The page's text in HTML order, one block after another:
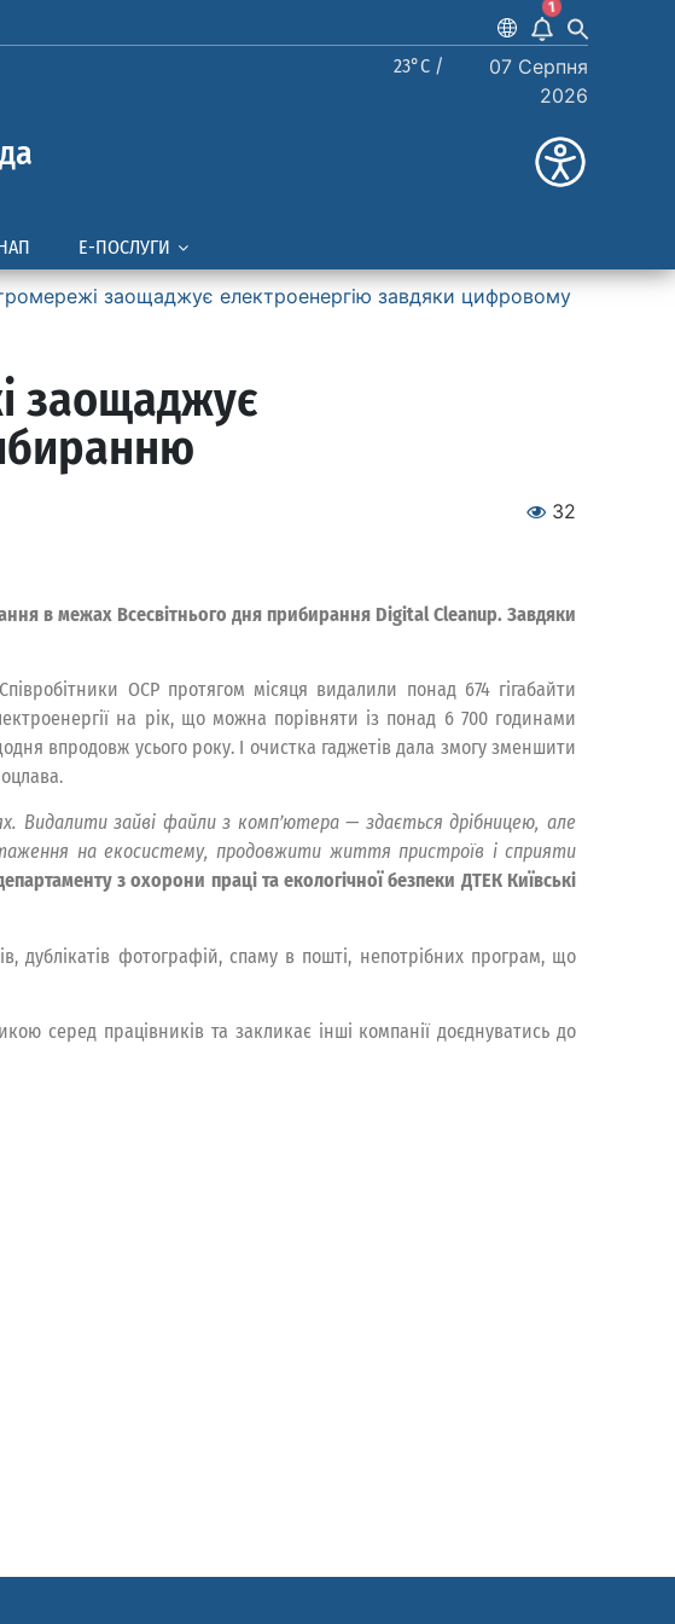
1
23°C /
07 Серпня
2026
Е-ПОСЛУГИ
заощаджує електроенергію завдяки цифровому
заощаджує
32
в межах Всесвітнього дня прибирання Digital Cleanup. Завдяки
ОСР протягом місяця видалили понад 674 гігабайти
на рік, що можна порівняти із понад 6 700 годинами
впродовж усього року. І очистка гаджетів дала змогу зменшити
Видалити зайві файли з комп’ютера — здається дрібницею, але
на екосистему, продовжити життя пристроїв і сприяти
з охорони праці та екологічної безпеки ДТЕК Київські
фотографій, спаму в пошті, непотрібних програм, що
серед працівників та закликає інші компанії доєднуватись до